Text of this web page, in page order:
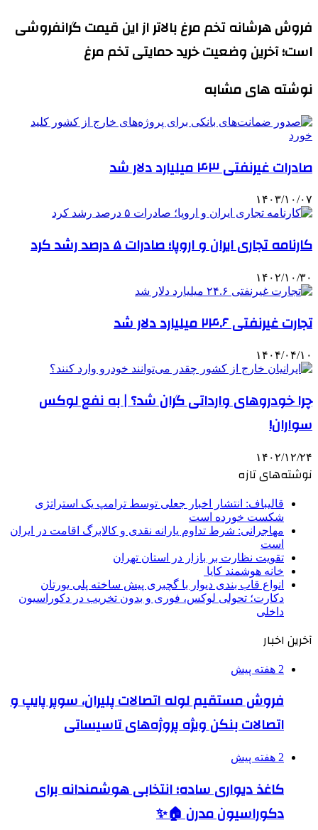
فروش هرشانه تخم مرغ بالاتر از این قیمت گرانفروشی
است؛ آخرین وضعیت خرید حمایتی تخم مرغ
نوشته های مشابه
صادرات غیرنفتی ۴۳ میلیارد دلار شد
۱۴۰۳/۱۰/۰۷
کارنامه تجاری ایران و اروپا؛ صادرات ۵ درصد رشد کرد
۱۴۰۲/۱۰/۳۰
تجارت غیرنفتی ۲۴.۶ میلیارد دلار شد
۱۴۰۴/۰۴/۱۰
چرا خودروهای وارداتی گران شد؟ | به نفع لوکس
سواران!
۱۴۰۲/۱۲/۲۴
نوشته‌های تازه
قالیباف: انتشار اخبار جعلی توسط ترامپ یک استراتژی
شکست خورده است
مهاجرانی: شرط تداوم یارانه نقدی و کالابرگ اقامت در ایران
است
تقویت نظارت بر بازار در استان تهران
خانه هوشمند کایا
انواع قاب بندی دیوار با گچبری پیش ساخته پلی یورتان
دکارت؛ تحولی لوکس، فوری و بدون تخریب در دکوراسیون
داخلی
آخرین اخبار
2 هفته پیش
فروش مستقیم لوله اتصالات پلیران، سوپر پایپ و
اتصالات بنکن ویژه پروژه‌های تاسیساتی
2 هفته پیش
کاغذ دیواری ساده؛ انتخابی هوشمندانه برای
دکوراسیون مدرن 🏠✨